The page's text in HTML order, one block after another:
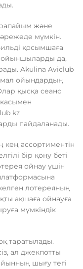
және
мүмкін.
қосымшаға
ойыншыларды да,
Akulina Aviclub
ойындардың
қысқа сеанс
kz
пайдаланады.
ассортиментін
бір қону беті
ойнау үшін
лотереяның
ақшаға ойнауға
мүмкіндік
таратылады.
ал джекпотты
шығу тегі